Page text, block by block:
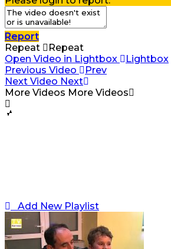
Report
Repeat
Repeat
Open Video in Lightbox
Lightbox
Previous Video
Prev
Next Video Next
More Videos More Videos
Add New Playlist